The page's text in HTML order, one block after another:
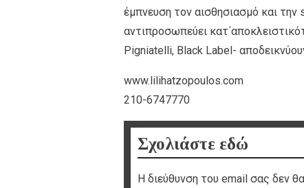
έμπνευση τον αισθησιασμό και
αντιπροσωπεύει
Pigniatelli, Βlack Label-
www.lilihatzopoulos.com
210-6747770
Σχολιάστε εδώ
Η διεύθυνση του email σας δεν